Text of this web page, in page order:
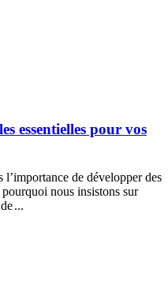
essentielles pour vos
de développer des
nous insistons sur